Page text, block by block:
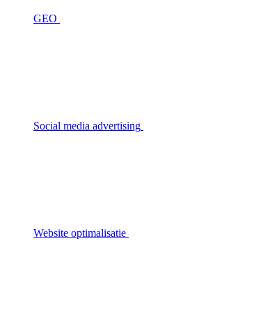
GEO
Social media advertising
Website optimalisatie